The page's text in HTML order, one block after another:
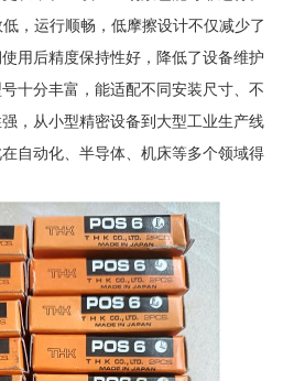
，运行顺畅，低摩擦设计不仅减少了
用后精度保持性好，降低了设备维护
十分丰富，能适配不同安装尺寸、不
，从小型精密设备到大型工业生产线
自动化、半导体、机床等多个领域得